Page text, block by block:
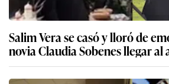
Salim Vera se casó y lloró de
novia Claudia Sobenes llegar al